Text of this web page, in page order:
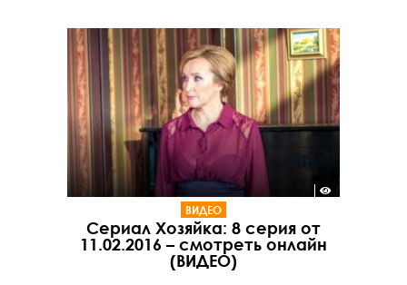
ВИДЕО
Сериал Хозяйка: 8 серия от
11.02.2016 – смотреть онлайн
(ВИДЕО)